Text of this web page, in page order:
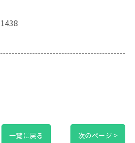
一覧に戻る 次のページ >